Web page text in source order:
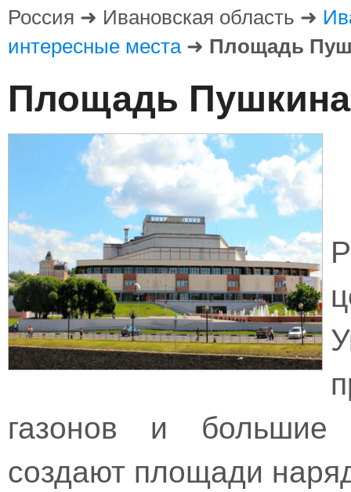
Россия ➜ Ивановская область ➜
интересные места➜ Площадь
Площадь Пушкина
газонов и большие
создают площади